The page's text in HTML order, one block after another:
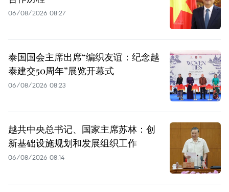
06/08/2026 08:27
泰国国会主席出席“编织友谊：纪念越
泰建交50周年”展览开幕式
06/08/2026 08:23
越共中央总书记、国家主席苏林：创
新基础设施规划和发展组织工作
06/08/2026 08:14